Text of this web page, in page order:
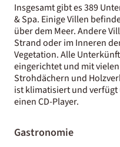
Insgesamt gibt es 389
& Spa. Einige Villen
über dem Meer. Andere
Strand oder im Inneren
Vegetation. Alle
eingerichtet und mit
Strohdächern und
ist klimatisiert und verfügt
einen CD-Player.
Gastronomie